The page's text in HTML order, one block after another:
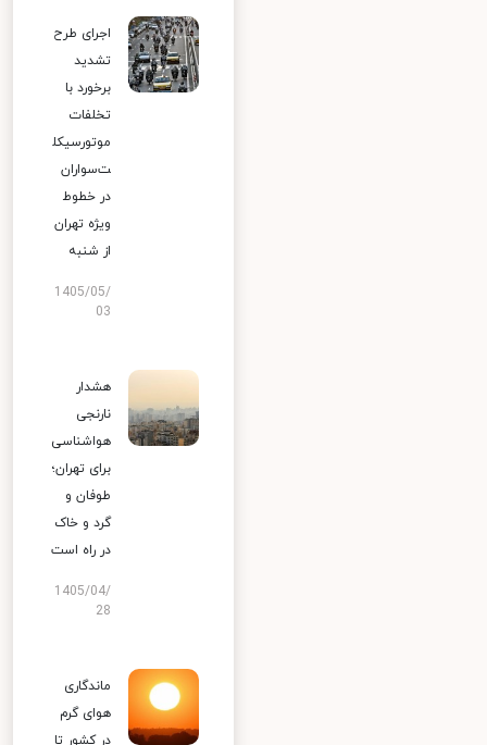
اجرای طرح
تشدید
برخورد با
تخلفات
موتورسیکل
ت‌سواران
در خطوط
ویژه تهران
از شنبه
1405/05/
03
هشدار
نارنجی
هواشناسی
برای تهران؛
طوفان و
گرد و خاک
در راه است
1405/04/
28
ماندگاری
هوای گرم
در کشور تا